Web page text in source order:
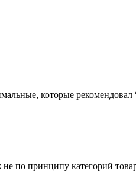
которые
по принципу категорий